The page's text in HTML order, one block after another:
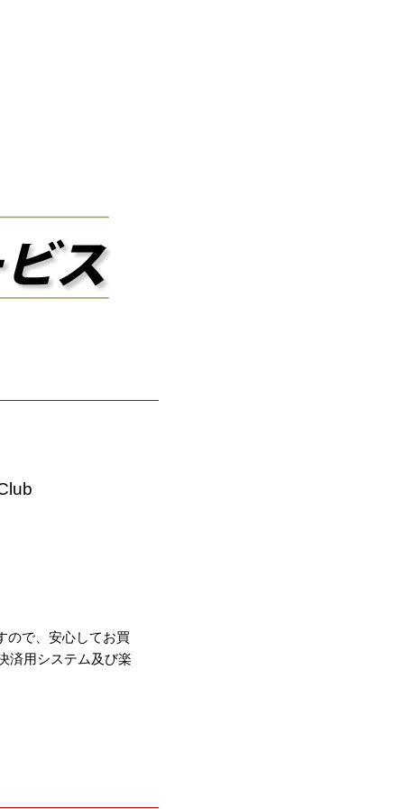
ので、安心してお買
済用システム及び楽